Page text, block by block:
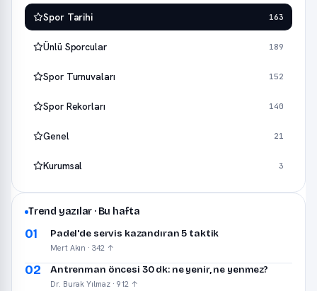
Spor Tarihi 163
Ünlü Sporcular 189
Spor Turnuvaları 152
Spor Rekorları 140
Genel 21
Kurumsal 3
Trend yazılar · Bu hafta
01 Padel'de servis kazandıran 5 taktik
Mert Akın · 342 ↑
02 Antrenman öncesi 30 dk: ne yenir, ne yenmez?
Dr. Burak Yılmaz · 912 ↑